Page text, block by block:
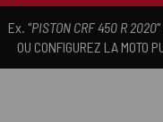
Ex. "PISTON CRF 450 R 2020
OU CONFIGUREZ LA MOTO